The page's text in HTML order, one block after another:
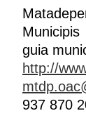
Municipis
guia
http://
937 870